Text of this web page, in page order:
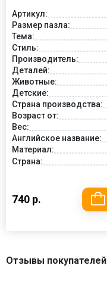
Артикул:
Размер пазла:
Тема:
Стиль:
Производитель:
Деталей:
Животные:
Детские:
Страна производства:
Возраст от:
Вес:
Английское название:
Материал:
Страна:
740 р.
Отзывы покупателей